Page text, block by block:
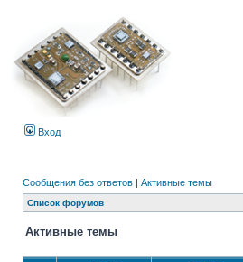
Вход
Сообщения без ответов | Активные темы
Список форумов
Активные темы